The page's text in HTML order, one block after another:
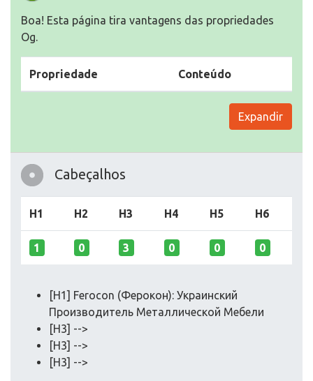
Boa! Esta página tira vantagens das propriedades
Og.
Propriedade Conteúdo
Expandir
Cabeçalhos
H1 H2 H3 H4 H5 H6
1 0 3 0 0 0
[H1] Ferocon (Ферокон): Украинский
Производитель Металлической Мебели
[H3] -->
[H3] -->
[H3] -->